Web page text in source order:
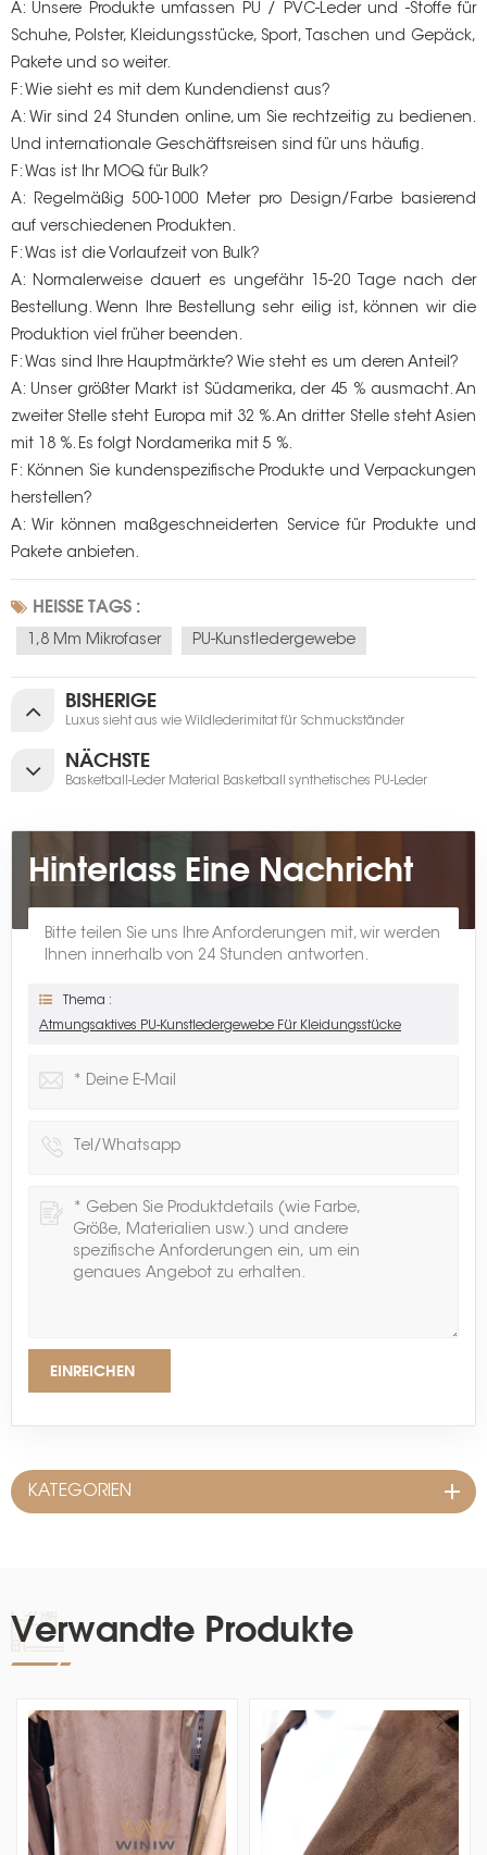
A: Unsere Produkte umfassen PU / PVC-Leder und -Stoffe für
Schuhe, Polster, Kleidungsstücke, Sport, Taschen und Gepäck,
Pakete und so weiter.
F: Wie sieht es mit dem Kundendienst aus?
A: Wir sind 24 Stunden online, um Sie rechtzeitig zu bedienen.
Und internationale Geschäftsreisen sind für uns häufig.
F: Was ist Ihr MOQ für Bulk?
A: Regelmäßig 500-1000 Meter pro Design/Farbe basierend
auf verschiedenen Produkten.
F: Was ist die Vorlaufzeit von Bulk?
A: Normalerweise dauert es ungefähr 15-20 Tage nach der
Bestellung. Wenn Ihre Bestellung sehr eilig ist, können wir die
Produktion viel früher beenden.
F: Was sind Ihre Hauptmärkte? Wie steht es um deren Anteil?
A: Unser größter Markt ist Südamerika, der 45 % ausmacht. An
zweiter Stelle steht Europa mit 32 %. An dritter Stelle steht Asien
mit 18 %. Es folgt Nordamerika mit 5 %.
F: Können Sie kundenspezifische Produkte und Verpackungen
herstellen?
A: Wir können maßgeschneiderten Service für Produkte und
Pakete anbieten.
HEISSE TAGS :
1,8 Mm Mikrofaser PU-Kunstledergewebe
BISHERIGE
Luxus sieht aus wie Wildlederimitat für Schmuckständer
NÄCHSTE
Basketball-Leder Material Basketball synthetisches PU-Leder
Hinterlass Eine Nachricht
Bitte teilen Sie uns Ihre Anforderungen mit, wir werden
Ihnen innerhalb von 24 Stunden antworten.
Thema :
Atmungsaktives PU-Kunstledergewebe Für Kleidungsstücke
EINREICHEN
KATEGORIEN
Verwandte Produkte